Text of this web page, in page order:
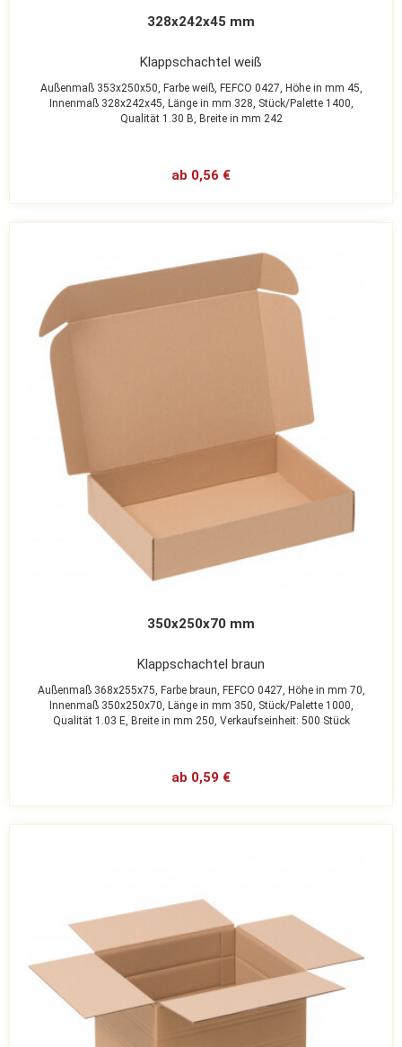
328x242x45 mm
Klappschachtel weiß
Außenmaß 353x250x50, Farbe weiß, FEFCO 0427, Höhe in mm 45,
Innenmaß 328x242x45, Länge in mm 328, Stück/Palette 1400,
Qualität 1.30 B, Breite in mm 242
ab 0,56 €
350x250x70 mm
Klappschachtel braun
Außenmaß 368x255x75, Farbe braun, FEFCO 0427, Höhe in mm 70,
Innenmaß 350x250x70, Länge in mm 350, Stück/Palette 1000,
Qualität 1.03 E, Breite in mm 250, Verkaufseinheit: 500 Stück
ab 0,59 €